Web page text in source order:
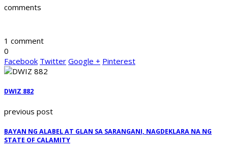
comments
1 comment
0
Facebook Twitter Google + Pinterest
DWIZ 882
previous post
BAYAN NG ALABEL AT GLAN SA SARANGANI, NAGDEKLARA NA NG
STATE OF CALAMITY